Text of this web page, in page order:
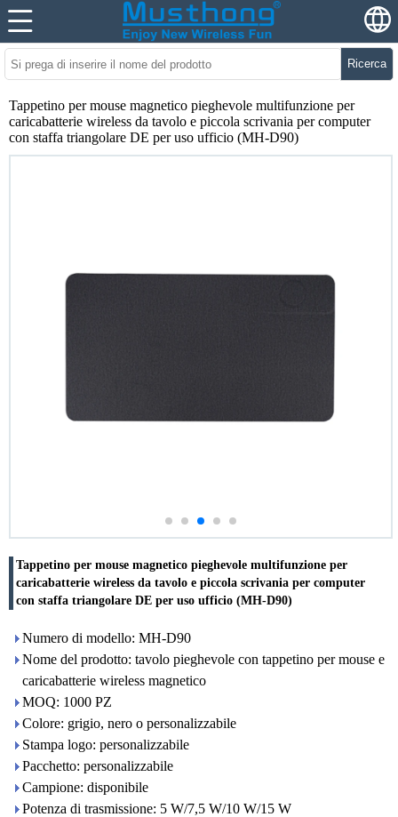
Ricerca
Tappetino per mouse magnetico pieghevole multifunzione per
caricabatterie wireless da tavolo e piccola scrivania per computer
con staffa triangolare DE per uso ufficio (MH-D90)
Tappetino per mouse magnetico pieghevole multifunzione per
caricabatterie wireless da tavolo e piccola scrivania per computer
con staffa triangolare DE per uso ufficio (MH-D90)
Numero di modello: MH-D90
Nome del prodotto: tavolo pieghevole con tappetino per mouse e
caricabatterie wireless magnetico
MOQ: 1000 PZ
Colore: grigio, nero o personalizzabile
Stampa logo: personalizzabile
Pacchetto: personalizzabile
Campione: disponibile
Potenza di trasmissione: 5 W/7,5 W/10 W/15 W